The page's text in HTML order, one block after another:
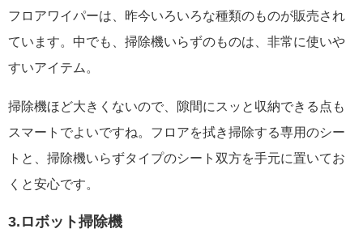
フロアワイパーは、昨今いろいろな種類のものが販売され
ています。中でも、掃除機いらずのものは、非常に使いや
すいアイテム。
掃除機ほど大きくないので、隙間にスッと収納できる点も
スマートでよいですね。フロアを拭き掃除する専用のシー
トと、掃除機いらずタイプのシート双方を手元に置いてお
くと安心です。
3.ロボット掃除機